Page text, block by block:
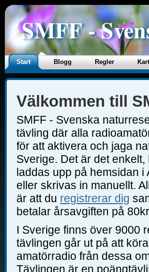
SMFF -
Start Blogg Regler
Välkommen till
SMFF - Svenska
tävling där alla
för att aktivera och jaga
Sverige. Det är det enkelt,
laddas upp på hemsidan i
eller skrivas in manuellt.
är att du registrerar dig
betalar årsavgiften på
I Sverige finns över 9000
tävlingen går ut på att
amatörradio från dessa
Tävlingen är en